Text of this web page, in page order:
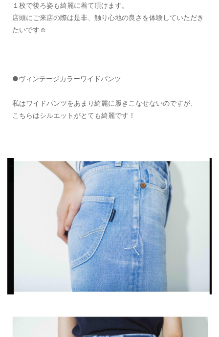
１枚で後ろ姿も綺麗に着て頂けます。
店頭にご来店の際は是非、触り心地の良さを体験していただき
たいです☺️
●ヴィンテージカラーワイドパンツ
私はワイドパンツをあまり綺麗に履きこなせないのですが、
こちらはシルエットがとても綺麗です！